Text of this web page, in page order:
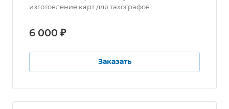
изготовление карт для тахографов.
6 000 ₽
Заказать